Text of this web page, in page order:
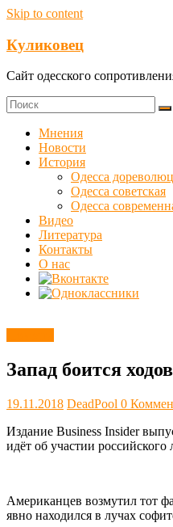
Skip to content
Куликовец
Сайт одесского
Мнения
Новости
История
Одесса
Одесса советская
Одесса
Видео
Литература
Контакты
О нас
Запад боится
19.11.2018 DeadPool 0
Издание Business Insider
идёт об участии
Американцев возмутил тот
явно находился в лучах